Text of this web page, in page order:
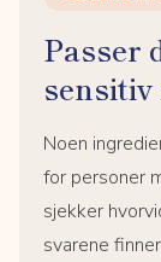
Passer
sensitiv
Noen
for personer
sjekker
svarene